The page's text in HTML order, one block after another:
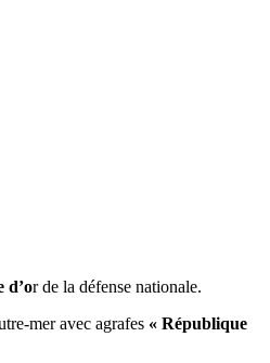
d’or de la défense nationale.
mer avec agrafes « République